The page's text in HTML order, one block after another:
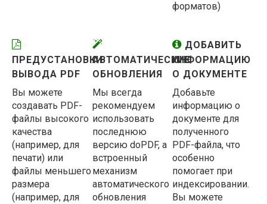
форматов)
ПРЕДУСТАНОВКИ
ВЫВОДА PDF
Вы можете
создавать PDF-
файлы высокого
качества
(например, для
печати) или
файлы меньшего
размера
(например, для
АВТОМАТИЧЕСКИЕ
ОБНОВЛЕНИЯ
Мы всегда
рекомендуем
использовать
последнюю
версию doPDF, а
встроенный
механизм
автоматического
обновления
ДОБАВИТЬ
ИНФОРМАЦИЮ
О ДОКУМЕНТЕ
Добавьте
информацию о
документе для
полученного
PDF-файла, что
особенно
помогает при
индексировании.
Вы можете